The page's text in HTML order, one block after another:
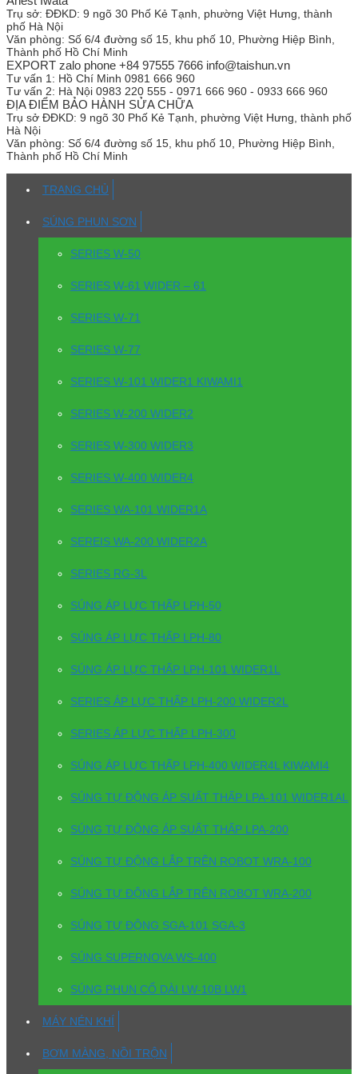
Trụ sở: ĐĐKD: 9 ngõ 30 Phố Kẻ Tạnh, phường Việt Hưng, thành
phố Hà Nội
Văn phòng: Số 6/4 đường số 15, khu phố 10, Phường Hiệp Bình,
Thành phố Hồ Chí Minh
EXPORT zalo phone +84 97555 7666 info@taishun.vn
Tư vấn 1: Hồ Chí Minh 0981 666 960
Tư vấn 2: Hà Nội 0983 220 555 - 0971 666 960 - 0933 666 960
ĐỊA ĐIỂM BẢO HÀNH SỬA CHỮA
Trụ sở ĐĐKD: 9 ngõ 30 Phố Kẻ Tạnh, phường Việt Hưng, thành phố
Hà Nội
Văn phòng: Số 6/4 đường số 15, khu phố 10, Phường Hiệp Bình,
Thành phố Hồ Chí Minh
TRANG CHỦ
SÚNG PHUN SƠN
SERIES W-50
SERIES W-61 WIDER – 61
SERIES W-71
SERIES W-77
SERIES W-101 WIDER1 KIWAMI1
SERIES W-200 WIDER2
SERIES W-300 WIDER3
SERIES W-400 WIDER4
SERIES WA-101 WIDER1A
SEREIS WA-200 WIDER2A
SERIES RG-3L
SÚNG ÁP LỰC THẤP LPH-50
SÚNG ÁP LỰC THẤP LPH-80
SÚNG ÁP LỰC THẤP LPH-101 WIDER1L
SERIES ÁP LỰC THẤP LPH-200 WIDER2L
SERIES ÁP LỰC THẤP LPH-300
SÚNG ÁP LỰC THẤP LPH-400 WIDER4L KIWAMI4
SÚNG TỰ ĐỘNG ÁP SUẤT THẤP LPA-101 WIDER1AL
SÚNG TỰ ĐỘNG ÁP SUẤT THẤP LPA-200
SÚNG TỰ ĐỘNG LẮP TRÊN ROBOT WRA-100
SÚNG TỰ ĐỘNG LẮP TRÊN ROBOT WRA-200
SÚNG TỰ ĐỘNG SGA-101 SGA-3
SÚNG SUPERNOVA WS-400
SÚNG PHUN CỔ DÀI LW-10B LW1
MÁY NÉN KHÍ
BƠM MÀNG, NỒI TRỘN